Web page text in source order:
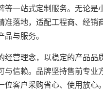
一站式定制服务。无论是
落地，适配工程商、经销
与服务。
营理念，以稳定的产品品
信赖。品牌坚持售前专业
客户采购省心、使用放心。